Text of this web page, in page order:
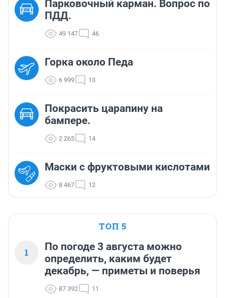
Парковочный карман. Вопрос по
ПДД.
49 147 46
Горка около Педа
6 999 13
Покрасить царапину на
бампере.
2 265 14
Маски с фруктовыми кислотами
8 467 12
ТОП 5
1
По погоде 3 августа можно
определить, каким будет
декабрь, — приметы и поверья
87 392 11